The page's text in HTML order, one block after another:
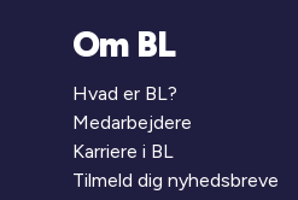
Om BL
Hvad er BL?
Medarbejdere
Karriere i BL
Tilmeld dig nyhedsbreve